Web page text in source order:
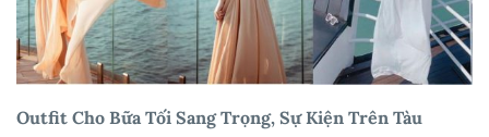
Outfit Cho Bữa Tối Sang Trọng, Sự Kiện Trên Tàu